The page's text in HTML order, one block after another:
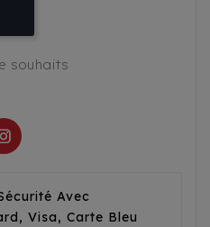
souhaits
Avec
Visa, Carte Bleu